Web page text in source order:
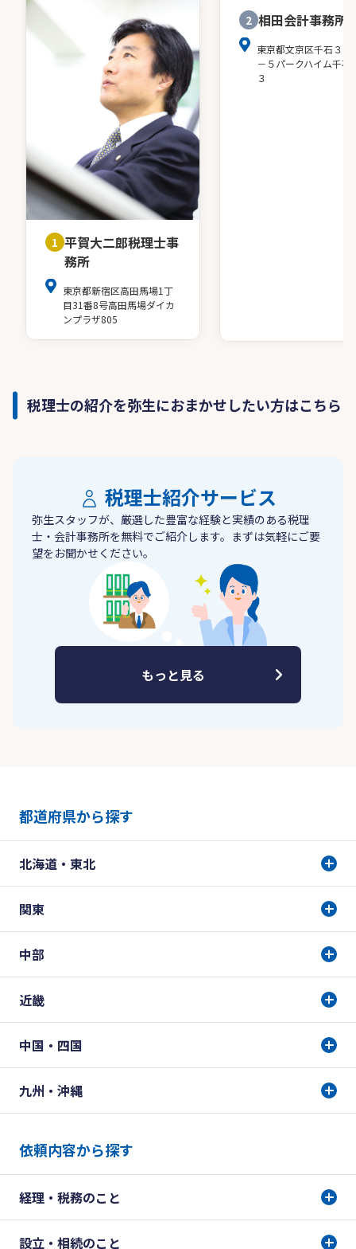
1 平賀大二郎税理士事
務所
東京都新宿区高田馬場1丁
目31番8号高田馬場ダイカ
ンプラザ805
2 相田会計事務所
東京都文京区千石３－
－５パークハイム千石
３
税理士の紹介を弥生におまかせしたい方はこちら
税理士紹介サービス
弥生スタッフが、厳選した豊富な経験と実績のある税理
士・会計事務所を無料でご紹介します。まずは気軽にご要
望をお聞かせください。
もっと見る
都道府県から探す
北海道・東北
関東
中部
近畿
中国・四国
九州・沖縄
依頼内容から探す
経理・税務のこと
設立・相続のこと